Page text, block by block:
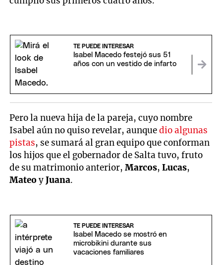
TE PUEDE INTERESAR
Isabel Macedo festejó sus 51
años con un vestido de infarto
Pero la nueva hija de la pareja, cuyo nombre
Isabel aún no quiso revelar, aunquedio algunas
pistas, se sumará al gran equipo que conforman
los hijos que el gobernador de Salta tuvo, fruto
de su matrimonio anterior,Marcos,Lucas,
MateoyJuana.
TE PUEDE INTERESAR
Isabel Macedo se mostró en
microbikini durante sus
vacaciones familiares